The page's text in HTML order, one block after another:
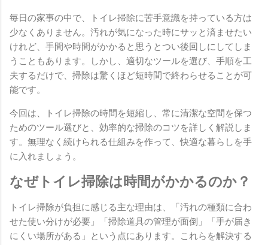
毎日の家事の中で、トイレ掃除に苦手意識を持っている方は
少なくありません。汚れが気になった時にサッと済ませたい
けれど、手間や時間がかかると思うとつい後回しにしてしま
うこともあります。しかし、適切なツールを選び、手順を工
夫するだけで、掃除は驚くほど短時間で終わらせることが可
能です。
今回は、トイレ掃除の時間を短縮し、常に清潔な空間を保つ
ためのツール選びと、効率的な掃除のコツを詳しく解説しま
す。無理なく続けられる仕組みを作って、快適な暮らしを手
に入れましょう。
なぜトイレ掃除は時間がかかるのか？
トイレ掃除が負担に感じる主な理由は、「汚れの種類に合わ
せた使い分けが必要」「掃除道具の管理が面倒」「手が届き
にくい場所がある」という点にあります。これらを解決する